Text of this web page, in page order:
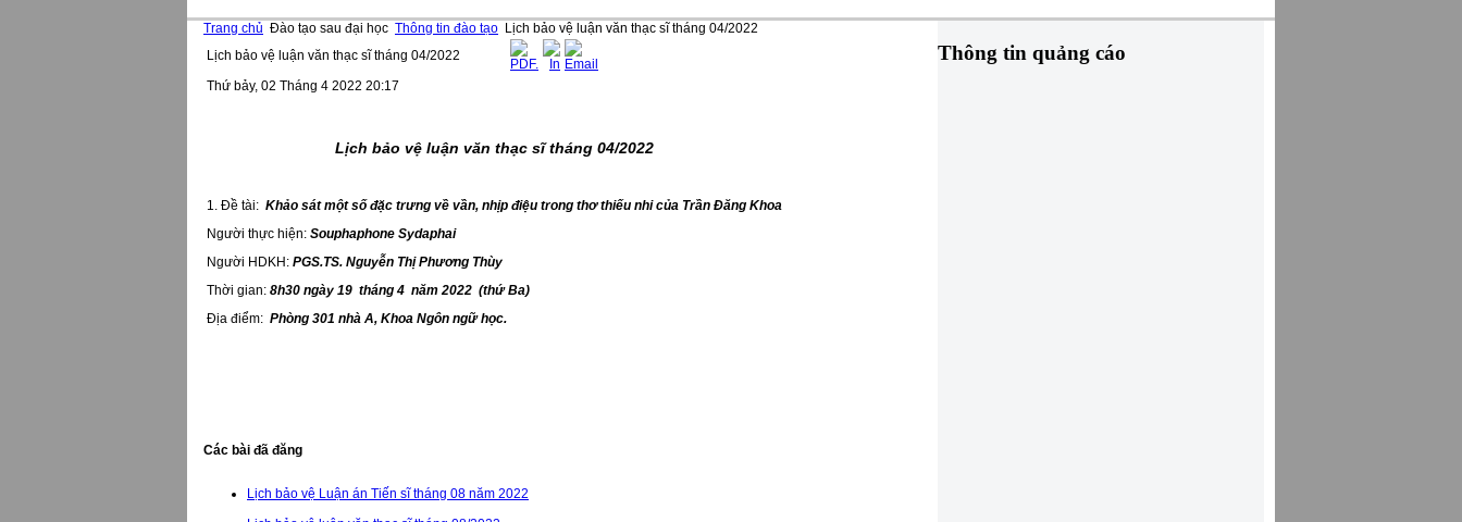
Trang chủ Đào tạo sau đại học Thông tin đào tạo Lịch bảo vệ luận văn thạc sĩ tháng 04/2022
Lịch bảo vệ luận văn thạc sĩ tháng 04/2022
Thứ bảy, 02 Tháng 4 2022 20:17
Lịch bảo vệ luận văn thạc sĩ tháng 04/2022
1. Đề tài: Khảo sát một số đặc trưng về vần, nhịp điệu trong thơ thiếu nhi của Trần Đăng Khoa
Người thực hiện: Souphaphone Sydaphai
Người HDKH: PGS.TS. Nguyễn Thị Phương Thùy
Thời gian: 8h30 ngày 19 tháng 4 năm 2022 (thứ Ba)
Địa điểm: Phòng 301 nhà A, Khoa Ngôn ngữ học.
Các bài đã đăng
Lịch bảo vệ Luận án Tiến sĩ tháng 08 năm 2022
Thông tin quảng cáo